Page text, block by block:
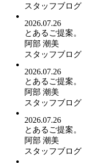
スタッフブログ
2026.07.26
とあるご提案。
阿部 潮美
スタッフブログ
2026.07.26
とあるご提案。
阿部 潮美
スタッフブログ
2026.07.26
とあるご提案。
阿部 潮美
スタッフブログ